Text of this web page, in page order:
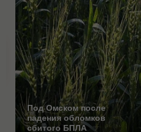
Под Омском после
падения обломков
сбитого БПЛА